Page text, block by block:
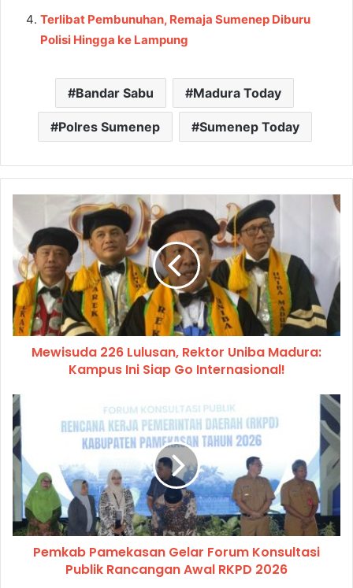
Terlibat Pembunuhan, Remaja Sumenep Diburu
Polisi Hingga ke Lampung
Bandar Sabu Madura Today
Polres Sumenep Sumenep Today
Mewisuda 226 Lulusan, Rektor Uniba Madura:
Kampus Ini Siap Go Internasional!
Pemkab Pamekasan Gelar Forum Konsultasi
Publik Rancangan Awal RKPD 2026